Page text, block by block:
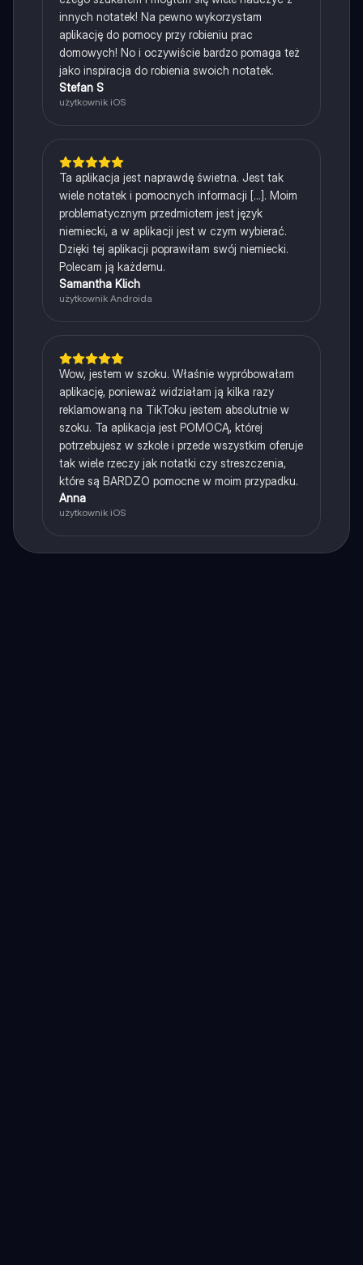
innych notatek! Na pewno wykorzystam
aplikację do pomocy przy robieniu prac
domowych! No i oczywiście bardzo pomaga też
jako inspiracja do robienia swoich notatek.
Stefan S
użytkownik iOS
Ta aplikacja jest naprawdę świetna. Jest tak
wiele notatek i pomocnych informacji [...]. Moim
problematycznym przedmiotem jest język
niemiecki, a w aplikacji jest w czym wybierać.
Dzięki tej aplikacji poprawiłam swój niemiecki.
Polecam ją każdemu.
Samantha Klich
użytkownik Androida
Wow, jestem w szoku. Właśnie wypróbowałam
aplikację, ponieważ widziałam ją kilka razy
reklamowaną na TikToku jestem absolutnie w
szoku. Ta aplikacja jest POMOCĄ, której
potrzebujesz w szkole i przede wszystkim oferuje
tak wiele rzeczy jak notatki czy streszczenia,
które są BARDZO pomocne w moim przypadku.
Anna
użytkownik iOS